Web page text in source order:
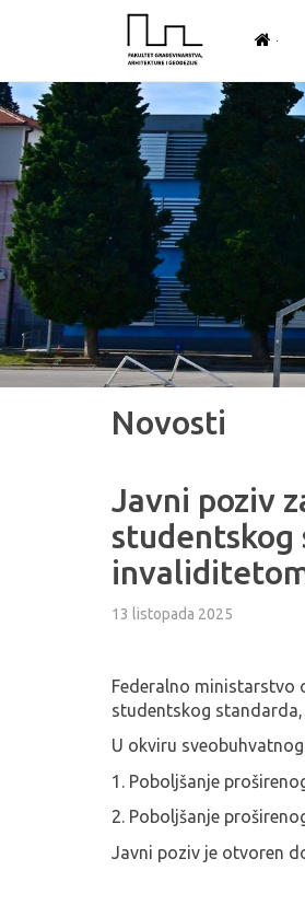
Novosti
Javni poziv
studentskog
13 listopada 2025
Federalno ministarstvo
studentskog
U okviru
1. Poboljšanje
2. Poboljšanje
Javni poziv je otvoren